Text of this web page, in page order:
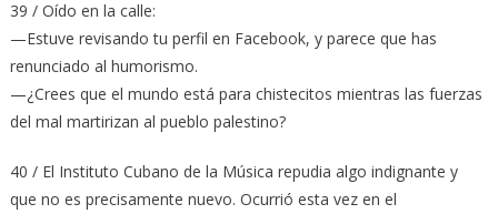
39 / Oído en la calle:
—Estuve revisando tu perfil en Facebook, y parece que has
renunciado al humorismo.
—¿Crees que el mundo está para chistecitos mientras las fuerzas
del mal martirizan al pueblo palestino?
40 / El Instituto Cubano de la Música repudia algo indignante y
que no es precisamente nuevo. Ocurrió esta vez en el